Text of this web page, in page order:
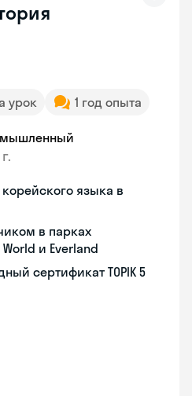
урок 1 год опыта
языка в
в парках
и Everland
сертификат TOPIK 5